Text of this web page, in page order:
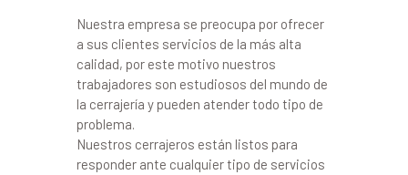
Nuestra empresa se preocupa por ofrecer
a sus clientes servicios de la más alta
calidad, por este motivo nuestros
trabajadores son estudiosos del mundo de
la cerrajería y pueden atender todo tipo de
problema.
Nuestros cerrajeros están listos para
responder ante cualquier tipo de servicios